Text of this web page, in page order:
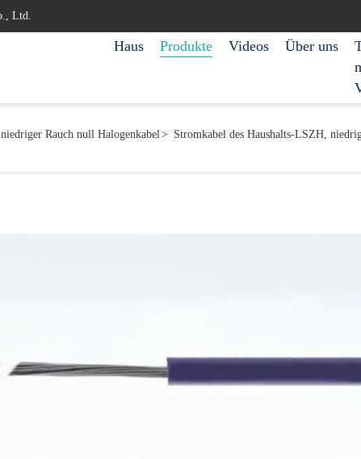
Ltd.
Haus Produkte Videos Über uns
niedriger Rauch null Halogenkabel> Stromkabel des Haushalts-LSZH,